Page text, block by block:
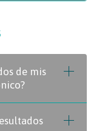
de mis